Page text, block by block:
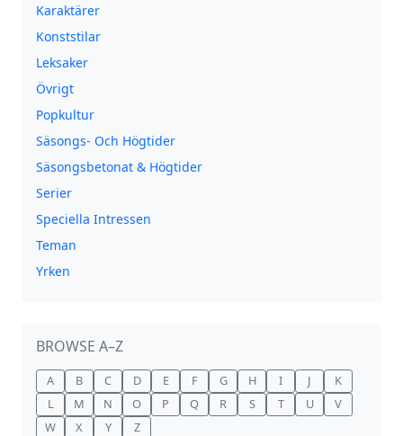
Karaktärer
Konststilar
Leksaker
Övrigt
Popkultur
Säsongs- Och Högtider
Säsongsbetonat & Högtider
Serier
Speciella Intressen
Teman
Yrken
BROWSE A–Z
A B C D E F G H I J
K
L
M N O P Q R S T U
V
W
X Y Z